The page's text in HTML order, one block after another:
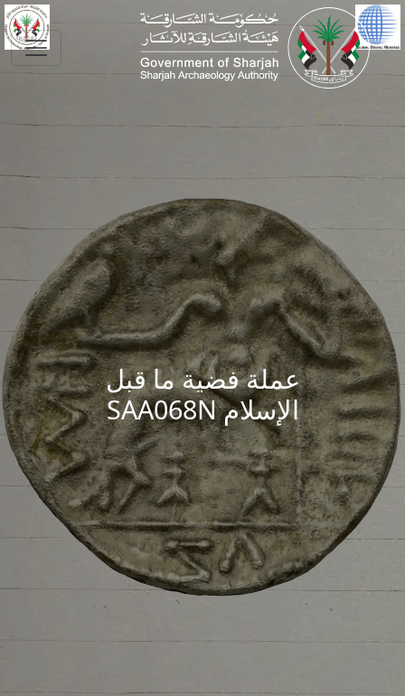
Skip to main
عملة فضية ما قبل
الإسلام SAA068N